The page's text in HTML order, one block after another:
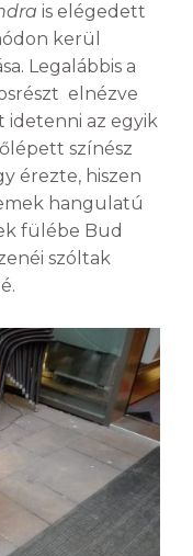
is elégedett
kerül
Legalábbis a
elnézve
idetenni az egyik
színész
érezte, hiszen
hangulatú
fülébe Bud
szóltak